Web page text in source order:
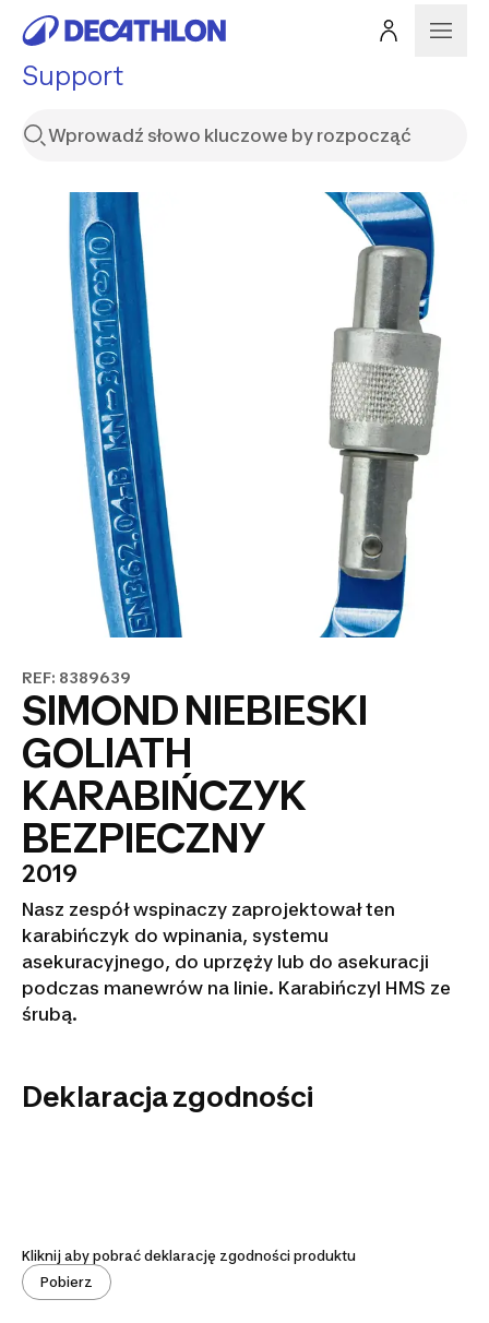
Support
REF: 8389639
SIMOND NIEBIESKI
GOLIATH
KARABIŃCZYK
BEZPIECZNY
2019
Nasz zespół wspinaczy zaprojektował ten
karabińczyk do wpinania, systemu
asekuracyjnego, do uprzęży lub do asekuracji
podczas manewrów na linie. Karabińczyl HMS ze
śrubą.
Deklaracja zgodności
Kliknij aby pobrać deklarację zgodności produktu
Pobierz